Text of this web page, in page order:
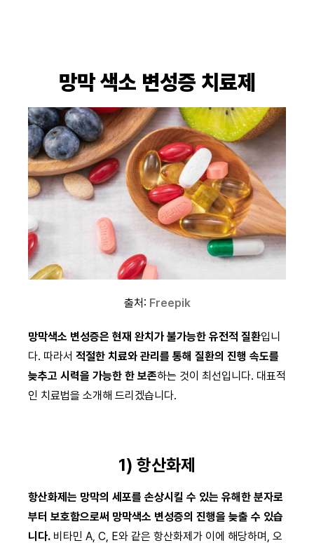
망막 색소 변성증 치료제
출처: Freepik
망막색소 변성증은 현재 완치가 불가능한 유전적 질환입니
다. 따라서 적절한 치료와 관리를 통해 질환의 진행 속도를
늦추고 시력을 가능한 한 보존하는 것이 최선입니다. 대표적
인 치료법을 소개해 드리겠습니다.
1) 항산화제
항산화제는 망막의 세포를 손상시킬 수 있는 유해한 분자로
부터 보호함으로써 망막색소 변성증의 진행을 늦출 수 있습
니다. 비타민 A, C, E와 같은 항산화제가 이에 해당하며, 오